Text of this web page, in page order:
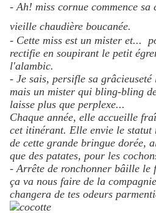
- Ah! miss cornue commence sa
vieille chaudière boucanée.
- Cette miss est un mister et...
rectifie en soupirant le petit
l'alambic.
- Je sais, persifle sa grâcieuseté
mais un mister qui bling-bling
laisse plus que perplexe...
Chaque année, elle accueille
cet itinérant. Elle envie le statut
de cette grande bringue dorée,
que des patates, pour les
- Arrête de ronchonner bâille le
ça va nous faire de la
changera de tes odeurs